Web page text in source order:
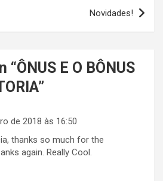
Novidades!
“ÔNUS E O BÔNUS
”
de 2018 às 16:50
thanks so much for the
again. Really Cool.